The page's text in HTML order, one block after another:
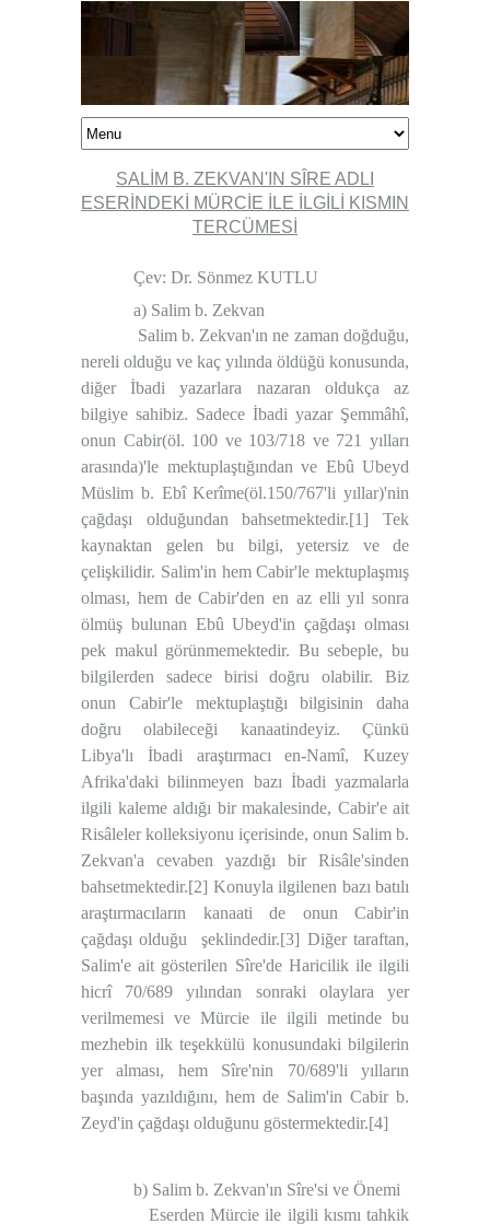
SALİM B. ZEKVAN'IN SÎRE ADLI
ESERİNDEKİ MÜRCİE İLE İLGİLİ KISMIN
TERCÜMESİ
Çev: Dr. Sönmez KUTLU
a) Salim b. Zekvan
Salim b. Zekvan'ın ne zaman doğduğu,
nereli olduğu ve kaç yılında öldüğü konusunda,
diğer İbadi yazarlara nazaran oldukça az
bilgiye sahibiz. Sadece İbadi yazar Şemmâhî,
onun Cabir(öl. 100 ve 103/718 ve 721 yılları
arasında)'le mektuplaştığından ve Ebû Ubeyd
Müslim b. Ebî Kerîme(öl.150/767'li yıllar)'nin
çağdaşı olduğundan bahsetmektedir.[1] Tek
kaynaktan gelen bu bilgi, yetersiz ve de
çelişkilidir. Salim'in hem Cabir'le mektuplaşmış
olması, hem de Cabir'den en az elli yıl sonra
ölmüş bulunan Ebû Ubeyd'in çağdaşı olması
pek makul görünmemektedir. Bu sebeple, bu
bilgilerden sadece birisi doğru olabilir. Biz
onun Cabir'le mektuplaştığı bilgisinin daha
doğru olabileceği kanaatindeyiz. Çünkü
Libya'lı İbadi araştırmacı en-Namî, Kuzey
Afrika'daki bilinmeyen bazı İbadi yazmalarla
ilgili kaleme aldığı bir makalesinde, Cabir'e ait
Risâleler kolleksiyonu içerisinde, onun Salim b.
Zekvan'a cevaben yazdığı bir Risâle'sinden
bahsetmektedir.[2] Konuyla ilgilenen bazı batılı
araştırmacıların kanaati de onun Cabir'in
çağdaşı olduğu
şeklindedir.[3] Diğer taraftan,
Salim'e ait gösterilen Sîre'de Haricilik ile ilgili
hicrî 70/689 yılından sonraki olaylara yer
verilmemesi ve Mürcie ile ilgili metinde bu
mezhebin ilk teşekkülü konusundaki bilgilerin
yer alması, hem Sîre'nin 70/689'li yılların
başında yazıldığını, hem de Salim'in Cabir b.
Zeyd'in çağdaşı olduğunu göstermektedir.[4]
b) Salim b. Zekvan'ın Sîre'si ve Önemi
Eserden Mürcie ile ilgili kısmı tahkik